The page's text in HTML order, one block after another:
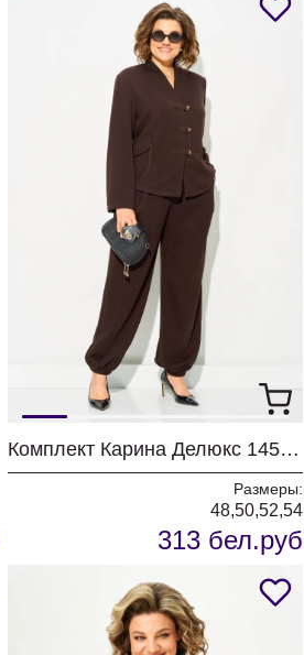
Комплект Карина Делюкс 1458 коричневый
Размеры:
48,50,52,54
313 бел.руб